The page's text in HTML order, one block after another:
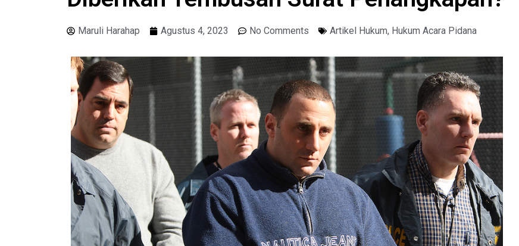
Maruli Harahap Agustus 4, 2023 No Comments Artikel Hukum, Hukum Acara Pidana